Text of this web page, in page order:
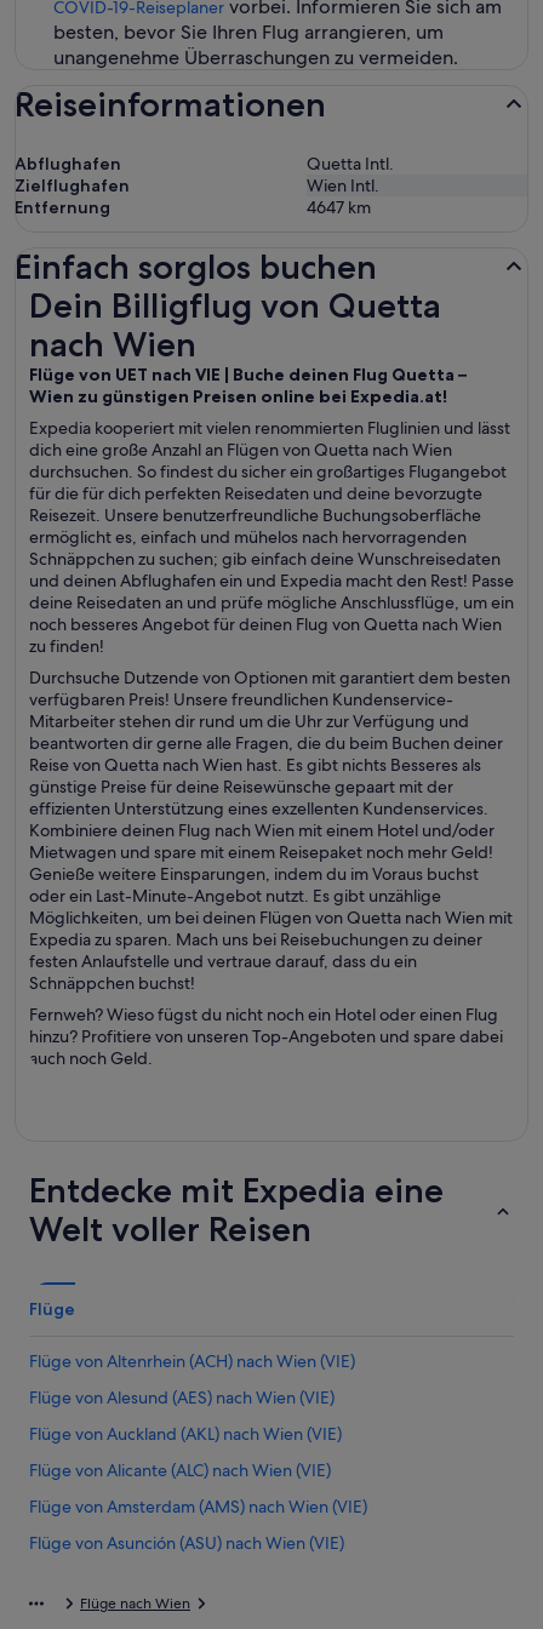
COVID-19-Reiseplaner vorbei. Informieren Sie sich am
besten, bevor Sie Ihren Flug arrangieren, um
unangenehme Überraschungen zu vermeiden.
Reiseinformationen
Abflughafen
Quetta Intl.
Zielflughafen
Wien Intl.
Entfernung
4647 km
Einfach sorglos buchen
Dein Billigflug von Quetta
nach Wien
Flüge von UET nach VIE | Buche deinen Flug Quetta –
Wien zu günstigen Preisen online bei Expedia.at!
Expedia kooperiert mit vielen renommierten Fluglinien und lässt
dich eine große Anzahl an Flügen von Quetta nach Wien
durchsuchen. So findest du sicher ein großartiges Flugangebot
für die für dich perfekten Reisedaten und deine bevorzugte
Reisezeit. Unsere benutzerfreundliche Buchungsoberfläche
ermöglicht es, einfach und mühelos nach hervorragenden
Schnäppchen zu suchen; gib einfach deine Wunschreisedaten
und deinen Abflughafen ein und Expedia macht den Rest! Passe
deine Reisedaten an und prüfe mögliche Anschlussflüge, um ein
noch besseres Angebot für deinen Flug von Quetta nach Wien
zu finden!
Durchsuche Dutzende von Optionen mit garantiert dem besten
verfügbaren Preis! Unsere freundlichen Kundenservice-
Mitarbeiter stehen dir rund um die Uhr zur Verfügung und
beantworten dir gerne alle Fragen, die du beim Buchen deiner
Reise von Quetta nach Wien hast. Es gibt nichts Besseres als
günstige Preise für deine Reisewünsche gepaart mit der
effizienten Unterstützung eines exzellenten Kundenservices.
Kombiniere deinen Flug nach Wien mit einem Hotel und/oder
Mietwagen und spare mit einem Reisepaket noch mehr Geld!
Genieße weitere Einsparungen, indem du im Voraus buchst
oder ein Last-Minute-Angebot nutzt. Es gibt unzählige
Möglichkeiten, um bei deinen Flügen von Quetta nach Wien mit
Expedia zu sparen. Mach uns bei Reisebuchungen zu deiner
festen Anlaufstelle und vertraue darauf, dass du ein
Schnäppchen buchst!
Fernweh? Wieso fügst du nicht noch ein Hotel oder einen Flug
hinzu? Profitiere von unseren Top-Angeboten und spare dabei
auch noch Geld.
Dein Billigflug von Quetta nach Wien
Entdecke mit Expedia eine
Welt voller Reisen
Flüge
Flüge von Altenrhein (ACH) nach Wien (VIE)
Flüge von Alesund (AES) nach Wien (VIE)
Flüge von Auckland (AKL) nach Wien (VIE)
Flüge von Alicante (ALC) nach Wien (VIE)
Flüge von Amsterdam (AMS) nach Wien (VIE)
Flüge von Asunción (ASU) nach Wien (VIE)
Flüge von Belgrad (BEG) nach Wien (VIE)
Flüge nach Wien